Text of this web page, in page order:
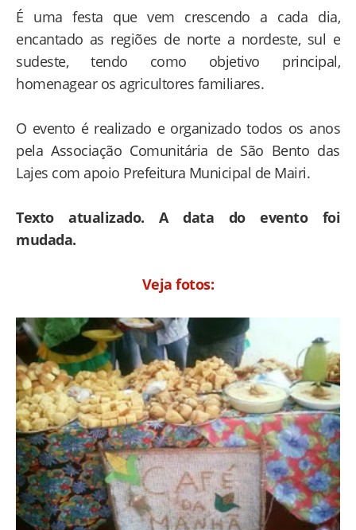
É uma festa que vem crescendo a cada dia,
encantado as regiões de norte a nordeste, sul e
sudeste, tendo como objetivo principal,
homenagear os agricultores familiares.
O evento é realizado e organizado todos os anos
pela Associação Comunitária de São Bento das
Lajes com apoio Prefeitura Municipal de Mairi.
Texto atualizado. A data do evento foi
mudada.
Veja fotos: